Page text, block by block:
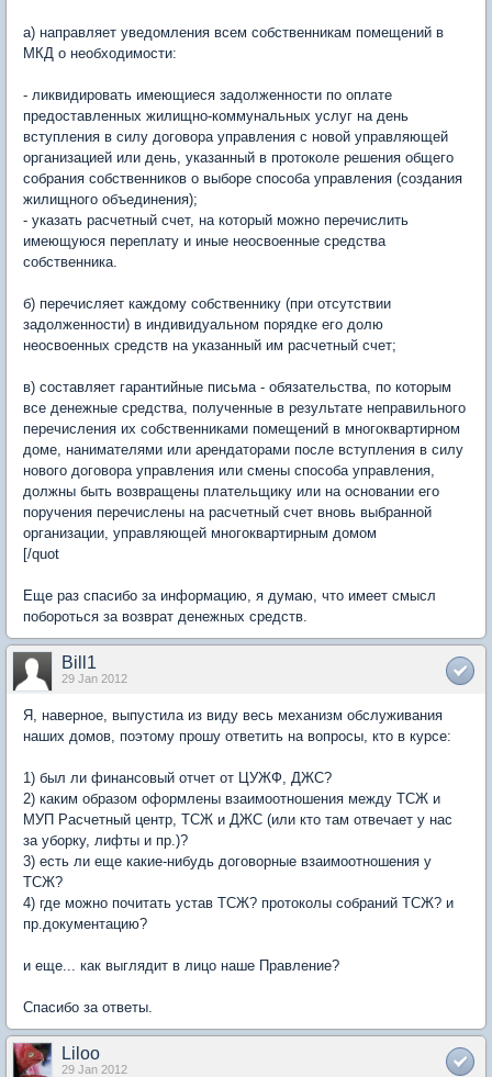
а) направляет уведомления всем собственникам помещений в
МКД о необходимости:
- ликвидировать имеющиеся задолженности по оплате
предоставленных жилищно-коммунальных услуг на день
вступления в силу договора управления с новой управляющей
организацией или день, указанный в протоколе решения общего
собрания собственников о выборе способа управления (создания
жилищного объединения);
- указать расчетный счет, на который можно перечислить
имеющуюся переплату и иные неосвоенные средства
собственника.
б) перечисляет каждому собственнику (при отсутствии
задолженности) в индивидуальном порядке его долю
неосвоенных средств на указанный им расчетный счет;
в) составляет гарантийные письма - обязательства, по которым
все денежные средства, полученные в результате неправильного
перечисления их собственниками помещений в многоквартирном
доме, нанимателями или арендаторами после вступления в силу
нового договора управления или смены способа управления,
должны быть возвращены плательщику или на основании его
поручения перечислены на расчетный счет вновь выбранной
организации, управляющей многоквартирным домом
[/quot
Еще раз спасибо за информацию, я думаю, что имеет смысл
побороться за возврат денежных средств.
Bill1
29 Jan 2012
Я, наверное, выпустила из виду весь механизм обслуживания
наших домов, поэтому прошу ответить на вопросы, кто в курсе:
1) был ли финансовый отчет от ЦУЖФ, ДЖС?
2) каким образом оформлены взаимоотношения между ТСЖ и
МУП Расчетный центр, ТСЖ и ДЖС (или кто там отвечает у нас
за уборку, лифты и пр.)?
3) есть ли еще какие-нибудь договорные взаимоотношения у
ТСЖ?
4) где можно почитать устав ТСЖ? протоколы собраний ТСЖ? и
пр.документацию?
и еще... как выглядит в лицо наше Правление?
Спасибо за ответы.
Liloo
29 Jan 2012